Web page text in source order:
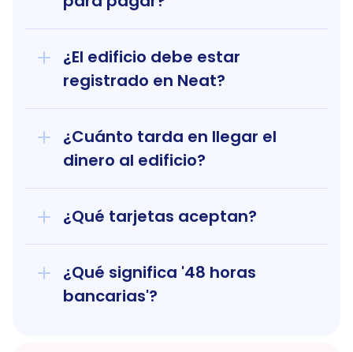
¿El edificio debe estar
registrado en Neat?
¿Cuánto tarda en llegar el
dinero al edificio?
¿Qué tarjetas aceptan?
¿Qué significa '48 horas
bancarias'?